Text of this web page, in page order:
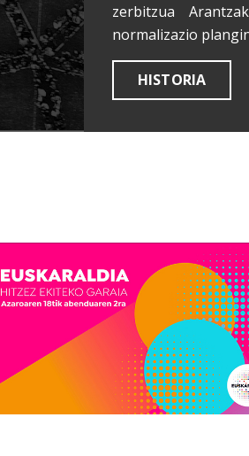
zerbitzua
normalizazio
HISTORIA